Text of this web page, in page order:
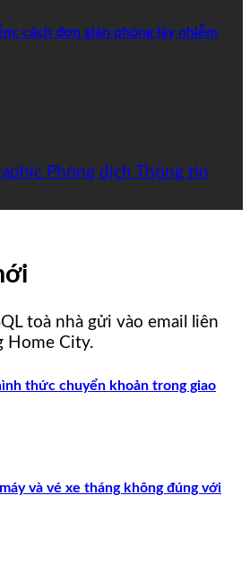
cách đơn giản phòng lây nhiễm
Phòng dịch Thông tin
toà nhà gửi vào email liên
Home City.
thức chuyển khoản trong giao
và vé xe tháng không đúng với